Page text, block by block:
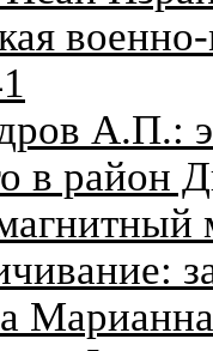
А.П.:
в район